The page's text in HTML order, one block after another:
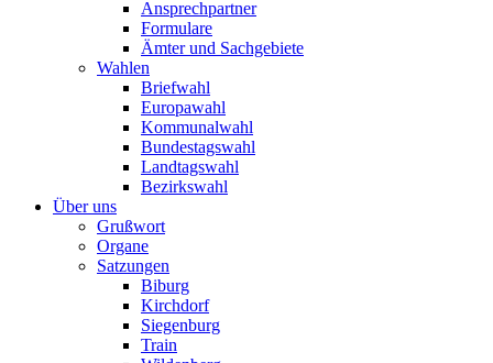
Ansprechpartner
Formulare
Ämter und Sachgebiete
Wahlen
Briefwahl
Europawahl
Kommunalwahl
Bundestagswahl
Landtagswahl
Bezirkswahl
Über uns
Grußwort
Organe
Satzungen
Biburg
Kirchdorf
Siegenburg
Train